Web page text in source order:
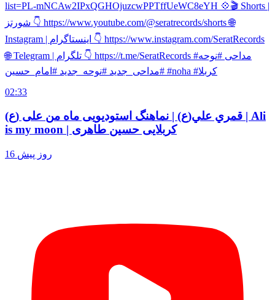
list=PL-mNCAw2IPxQGHOjuzcwPPTffUeWC8eYH 💠🎬 Shorts |
شورتز 👇 https://www.youtube.com/@seratrecords/shorts 🌐
Instagram | اینستاگرام 👇 https://www.instagram.com/SeratRecords
🌐 Telegram | تلگرام 👇 https://t.me/SeratRecords #مداحی #نوحه
#مداحی_جدید #نوحه_جدید #امام_حسین #noha #کربلا
02:33
قمري علي(ع) | نماهنگ استودیویی ماه من علی (ع) | Ali
is my moon | کربلایی حسین طاهری
16 روز پیش